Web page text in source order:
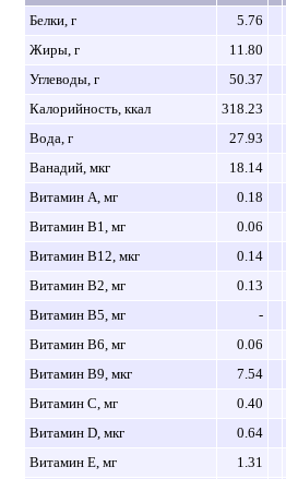
Белки, г
5.76
Жиры, г
11.80
Углеводы, г
50.37
Калорийность, ккал
318.23
Вода, г
27.93
Ванадий, мкг
18.14
Витамин A, мг
0.18
Витамин B1, мг
0.06
Витамин B12, мкг
0.14
Витамин B2, мг
0.13
Витамин B5, мг
-
Витамин B6, мг
0.06
Витамин B9, мкг
7.54
Витамин C, мг
0.40
Витамин D, мкг
0.64
Витамин E, мг
1.31